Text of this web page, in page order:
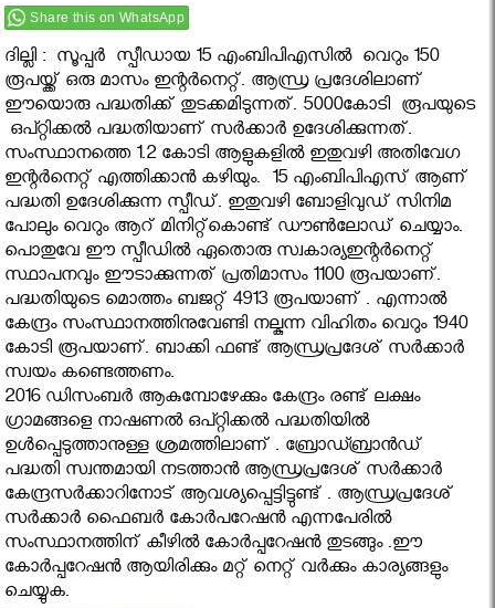
Share this on WhatsApp
ദില്ലി : സൂപ്പർ സ്പീഡായ 15 എംബിപിഎസില്‍ വെറും 150
രൂപയ്ക്ക് ഒരു മാസം ഇന്റർനെറ്റ്‌. ആന്ധ്ര പ്രദേശിലാണ്
ഈയൊരു പദ്ധതിക്ക് തുടക്കമിടുന്നത്. 5000കോടി രൂപയുടെ
ഒപ്റ്റിക്കൽ പദ്ധതിയാണ് സർക്കാർ ഉദേശിക്കുന്നത്.
സംസ്ഥാനത്തെ 1.2 കോടി ആളുകളിൽ ഇതുവഴി അതിവേഗ
ഇന്റർനെറ്റ്‌ എത്തിക്കാൻ കഴിയും. 15 എംബിപിഎസ് ആണ്
പദ്ധതി ഉദേശിക്കുന്ന സ്പീഡ്. ഇതുവഴി ബോളിവുഡ് സിനിമ
പോലും വെറും ആറ് മിനിറ്റ്കൊണ്ട് ഡൗൺലോഡ് ചെയ്യാം.
പൊതുവേ ഈ സ്പീഡിൽ ഏതൊരു സ്വകാര്യഇന്റർനെറ്റ്‌
സ്ഥാപനവും ഈടാക്കുന്നത് പ്രതിമാസം 1100 രൂപയാണ്.
പദ്ധതിയുടെ മൊത്തം ബജറ്റ് 4913 രൂപയാണ് . എന്നാൽ
കേന്ദ്രം സംസ്ഥാനത്തിനുവേണ്ടി നല്കുന്ന വിഹിതം വെറും 1940
കോടി രൂപയാണ്. ബാക്കി ഫണ്ട്‌ ആന്ധ്രപ്രദേശ്‌ സർക്കാർ
സ്വയം കണ്ടെത്തണം.
2016 ഡിസംബര്‍ ആകുമ്പോഴേക്കും കേന്ദ്രം രണ്ട് ലക്ഷം
ഗ്രാമങ്ങളെ നാഷണല്‍ ഒപ്റ്റിക്കല്‍ പദ്ധതിയിൽ
ഉൾപ്പെടുത്താനുള്ള ശ്രമത്തിലാണ് . ബ്രോഡ്ബ്രാന്‍ഡ്
പദ്ധതി സ്വന്തമായി നടത്താൻ ആന്ധ്രപ്രദേശ്‌ സർക്കാർ
കേന്ദ്രസർക്കാറിനോട് ആവശ്യപ്പെട്ടിട്ടുണ്ട് . ആന്ധ്രപ്രദേശ്‌
സർക്കാർ ഫൈബര്‍ കോര്‍പറേഷന്‍ എന്നപേരിൽ
സംസ്ഥാനത്തിന് കീഴിൽ കോർപ്പറേഷൻ തുടങ്ങും .ഈ
കോർപ്പറേഷൻ ആയിരിക്കും മറ്റ് നെറ്റ് വർക്കും കാര്യങ്ങളും
ചെയ്യുക.